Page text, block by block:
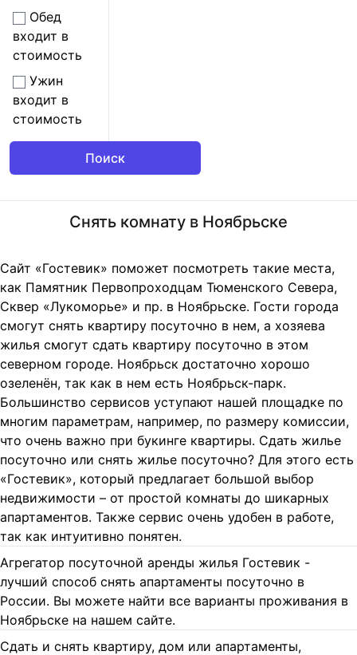
Обед
входит в
стоимость
Ужин
входит в
стоимость
Снять комнату в Ноябрьске
Сайт «Гостевик» поможет посмотреть такие места,
как Памятник Первопроходцам Тюменского Севера,
Сквер «Лукоморье» и пр. в Ноябрьске. Гости города
смогут снять квартиру посуточно в нем, а хозяева
жилья смогут сдать квартиру посуточно в этом
северном городе. Ноябрьск достаточно хорошо
озеленён, так как в нем есть Ноябрьск-парк.
Большинство сервисов уступают нашей площадке по
многим параметрам, например, по размеру комиссии,
что очень важно при букинге квартиры. Сдать жилье
посуточно или снять жилье посуточно? Для этого есть
«Гостевик», который предлагает большой выбор
недвижимости – от простой комнаты до шикарных
апартаментов. Также сервис очень удобен в работе,
так как интуитивно понятен.
Агрегатор посуточной аренды жилья Гостевик -
лучший способ снять апартаменты посуточно в
России. Вы можете найти все варианты проживания в
Ноябрьске на нашем сайте.
Сдать и снять квартиру, дом или апартаменты,